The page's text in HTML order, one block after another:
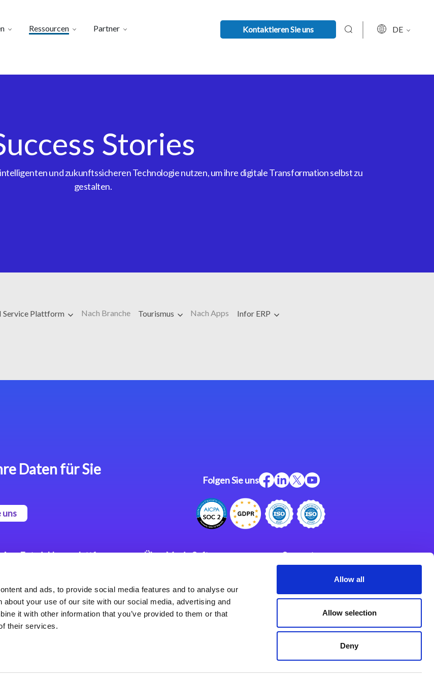
and ads, to provide social media features and to analyse our
your use of our site with our social media, advertising and
it with other information that you’ve provided to them or that
their services.
Allow all
Allow selection
Deny
Ressourcen Partner Kontaktieren Sie uns DE
Stories
und zukunftssicheren Technologie nutzen, um ihre digitale Transformation selbst zu
gestalten.
Service Plattform Nach Branche Tourismus Nach Apps Infor ERP
Daten für Sie
uns
Folgen Sie uns
App Entwicklungsplattform
Plattform
Magic xpa Web Application
Framework
Über Magic Software
Karriere
Datenschutzerklärung
Weltweite Niederlassungen
Support
Impressum